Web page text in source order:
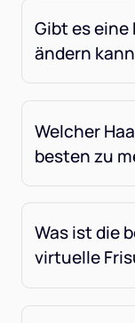
Gibt es eine
ändern
Welcher
besten zu
Was ist die
virtuelle